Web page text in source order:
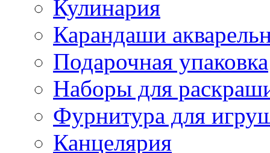
Кулинария
Карандаши
Подарочная упаковка
Наборы для
Фурнитура для
Канцелярия